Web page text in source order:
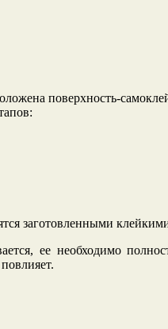
поверхность-
заготовленными
ее необходимо